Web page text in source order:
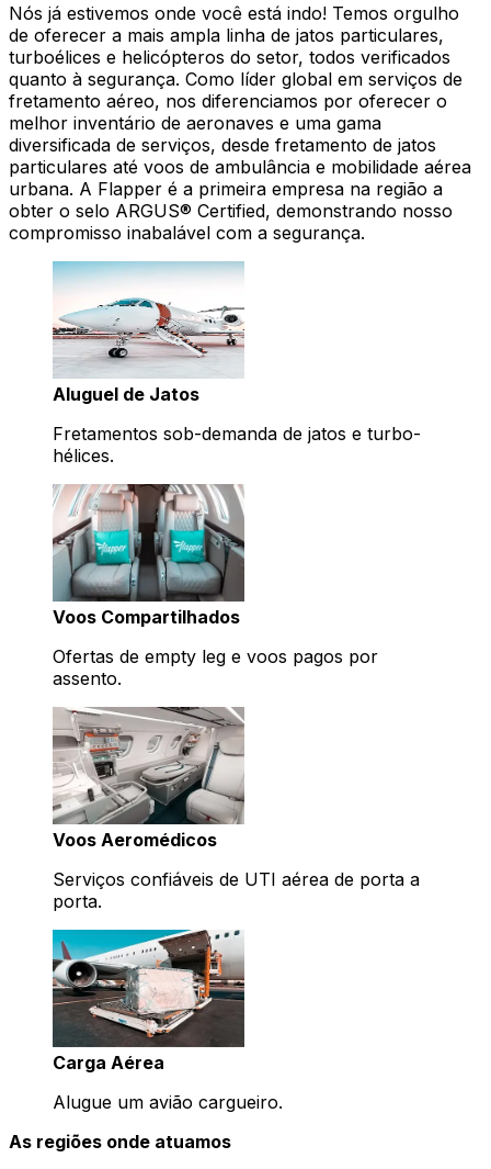
Nós já estivemos onde você está indo! Temos orgulho
de oferecer a mais ampla linha de jatos particulares,
turboélices e helicópteros do setor, todos verificados
quanto à segurança. Como líder global em serviços de
fretamento aéreo, nos diferenciamos por oferecer o
melhor inventário de aeronaves e uma gama
diversificada de serviços, desde fretamento de jatos
particulares até voos de ambulância e mobilidade aérea
urbana. A Flapper é a primeira empresa na região a
obter o selo ARGUS® Certified, demonstrando nosso
compromisso inabalável com a segurança.
Aluguel de Jatos
Fretamentos sob-demanda de jatos e turbo-
hélices.
Voos Compartilhados
Ofertas de empty leg e voos pagos por
assento.
Voos Aeromédicos
Serviços confiáveis de UTI aérea de porta a
porta.
Carga Aérea
Alugue um avião cargueiro.
As regiões onde atuamos